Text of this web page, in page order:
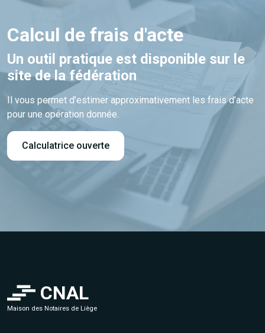
Calcul de frais d'acte
Un outil pratique est disponible sur le
site de la fédération
Il vous permet d’estimer approximativement les frais d’acte
pour une opération donnée.
Calculatrice ouverte
CNAL
Maison des Notaires de Liège